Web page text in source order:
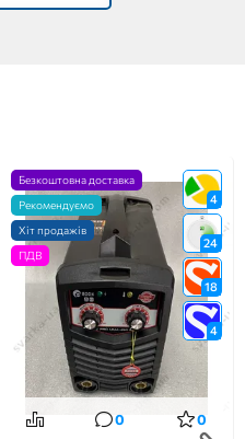
4
24
18
4
Безкоштовна доставка
Рекомендуємо
Хіт продажів
ПДВ
0 0